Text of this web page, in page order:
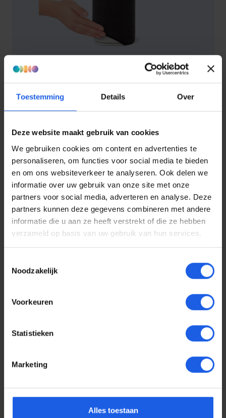
Toestemming Details Over
Deze website maakt gebruik van cookies
We gebruiken cookies om content en advertenties te
personaliseren, om functies voor social media te bieden
en om ons websiteverkeer te analyseren. Ook delen we
informatie over uw gebruik van onze site met onze
partners voor social media, adverteren en analyse. Deze
partners kunnen deze gegevens combineren met andere
informatie die u aan ze heeft verstrekt of die ze hebben
verzameld op basis van uw gebruik van hun services.
Noodzakelijk
Voorkeuren
Statistieken
Marketing
Alles toestaan
Klik&Klaar modemhoes charcoal
€ 24,99
1-2-3 deal